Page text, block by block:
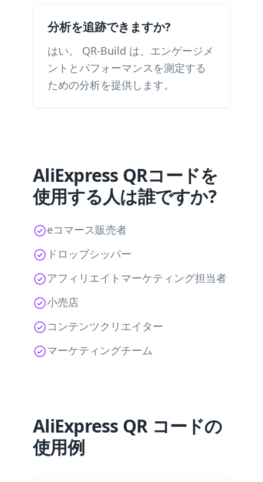
分析を追跡できますか?
はい。 QR-Build は、エンゲージメ
ントとパフォーマンスを測定する
ための分析を提供します。
AliExpress QRコードを
使用する人は誰ですか?
eコマース販売者
ドロップシッパー
アフィリエイトマーケティング担当者
小売店
コンテンツクリエイター
マーケティングチーム
AliExpress QR コードの
使用例